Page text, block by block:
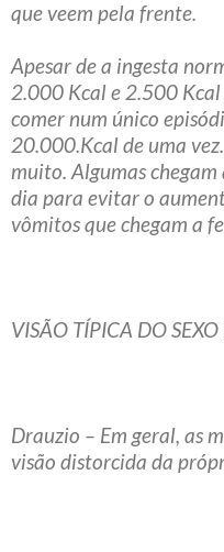
que veem pela frente.
Apesar de a ingesta
2.000 Kcal e 2.500 Kcal
comer num único
20.000.Kcal de uma
muito. Algumas
dia para evitar o
vômitos que chegam a
VISÃO TÍPICA DO
Drauzio – Em geral, as
visão distorcida da